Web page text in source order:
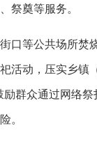
祭奠等服务。
等公共场所焚
活动，压实乡镇
群众通过网络
。